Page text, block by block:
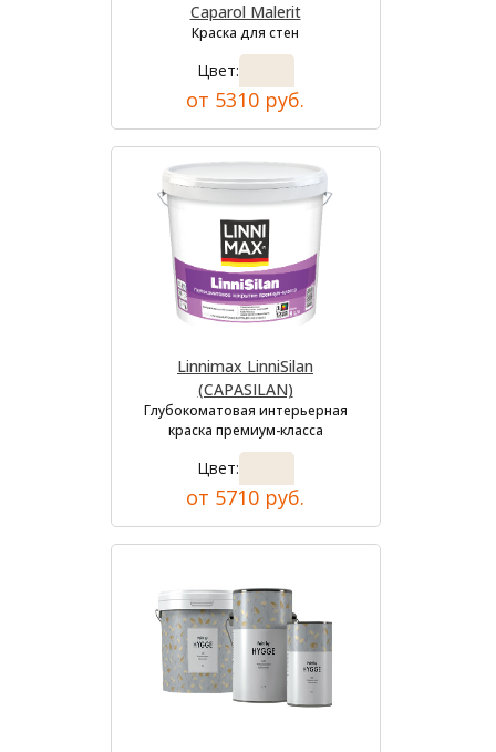
Caparol Malerit
Краска для стен
Цвет:
от 5310 руб.
Linnimax LinniSilan
(CAPASILAN)
Глубокоматовая интерьерная
краска премиум-класса
Цвет:
от 5710 руб.